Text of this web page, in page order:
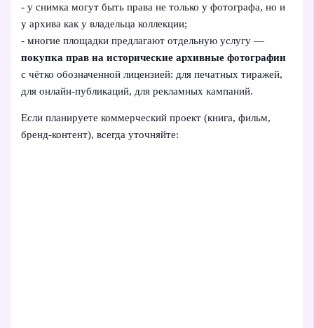
- у снимка могут быть права не только у фотографа, но и
у архива как у владельца коллекции;
- многие площадки предлагают отдельную услугу —
покупка прав на исторические архивные фотографии
с чётко обозначенной лицензией: для печатных тиражей,
для онлайн‑публикаций, для рекламных кампаний.
Если планируете коммерческий проект (книга, фильм,
бренд‑контент), всегда уточняйте: